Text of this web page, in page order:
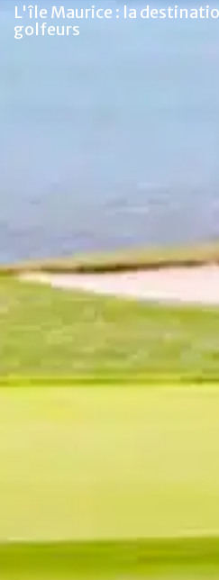
L'île Maurice : la
golfeurs